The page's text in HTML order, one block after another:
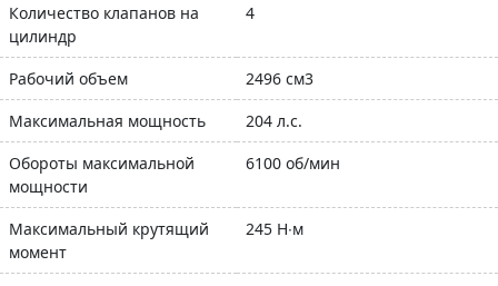
Количество клапанов на
цилиндр
4
Рабочий объем
2496 см3
Максимальная мощность
204 л.с.
Обороты максимальной
мощности
6100 об/мин
Максимальный крутящий
момент
245 Н∙м